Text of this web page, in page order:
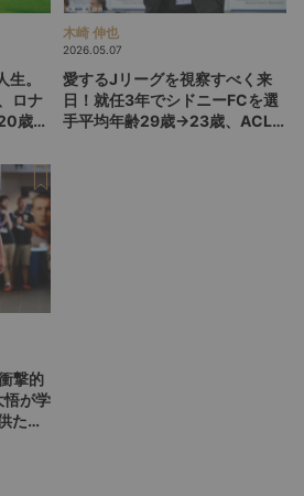
。
ロナ
歳
木崎 伸也
2026.05.07
愛するJリーグを視察すべく来
日！就任3年でシドニーFCを選
手平均年齢29歳→23歳、ACL2
撃的
悟が学
たち